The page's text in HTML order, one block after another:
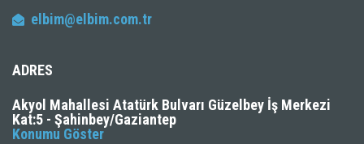
elbim@elbim.com.tr
ADRES
Akyol Mahallesi Atatürk Bulvarı Güzelbey İş Merkezi
Kat:5 - Şahinbey/Gaziantep
Konumu Göster